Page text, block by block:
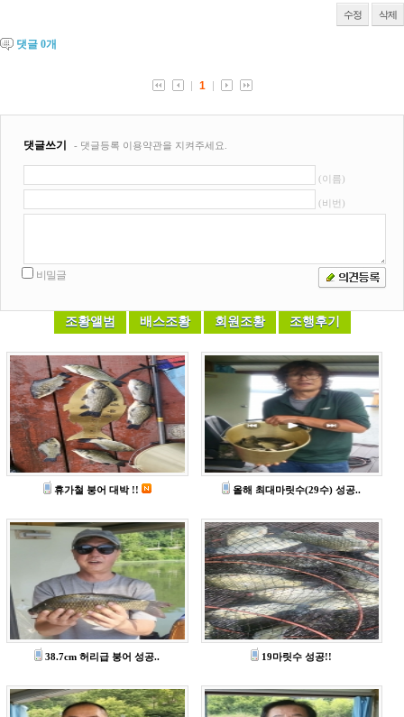
수정 삭제
댓글 0개
휴가철 붕어 대박 !! 올해 최대마릿수(29수) 성공..
38.7cm 허리급 붕어 성공.. 19마릿수 성공!!